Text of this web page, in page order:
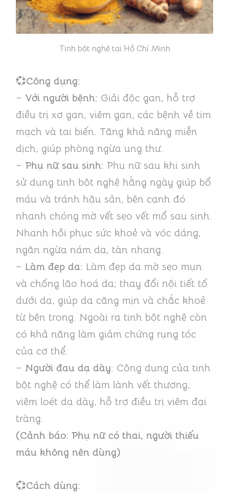
Tinh bột nghệ tại Hồ Chí Minh
💞Công dụng:
– Với người bệnh: Giải độc gan, hỗ trợ
điều trị xơ gan, viêm gan, các bệnh về tim
mạch và tai biến. Tăng khả năng miễn
dịch, giúp phòng ngừa ung thư.
– Phụ nữ sau sinh: Phụ nữ sau khi sinh
sử dụng tinh bột nghệ hằng ngày giúp bổ
máu và tránh hậu sản, bên cạnh đó
nhanh chóng mờ vết sẹo vết mổ sau sinh.
Nhanh hồi phục sức khoẻ và vóc dáng;
ngăn ngừa nám da, tàn nhang.
– Làm đẹp da: Làm đẹp da mờ sẹo mụn
và chống lão hoá da; thay đổi nội tiết tố
dưới da, giúp da căng mịn và chắc khoẻ
từ bên trong. Ngoài ra tinh bột nghệ còn
có khả năng làm giảm chứng rụng tóc
của cơ thể.
– Người đau dạ dày: Công dụng của tinh
bột nghệ có thể làm lành vết thương,
viêm loét dạ dày, hỗ trợ điều trị viêm đại
tràng.
(Cảnh báo: Phụ nữ có thai, người thiếu
máu không nên dùng)
💞Cách dùng: